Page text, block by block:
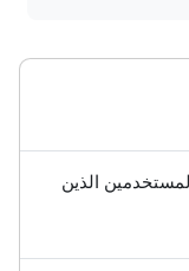
الذين